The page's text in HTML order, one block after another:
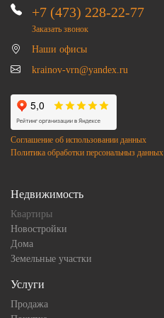
+7 (473) 228-22-77
Заказать звонок
Наши офисы
krainov-vrn@yandex.ru
Соглашение об использовании данных
Политика обработки персональныз данных
Недвижимость
Квартиры
Новостройки
Дома
Земельные участки
Услуги
Продажа